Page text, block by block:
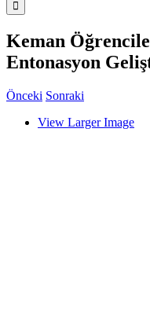
Keman
Entonasyon
Önceki Sonraki
View Larger Image